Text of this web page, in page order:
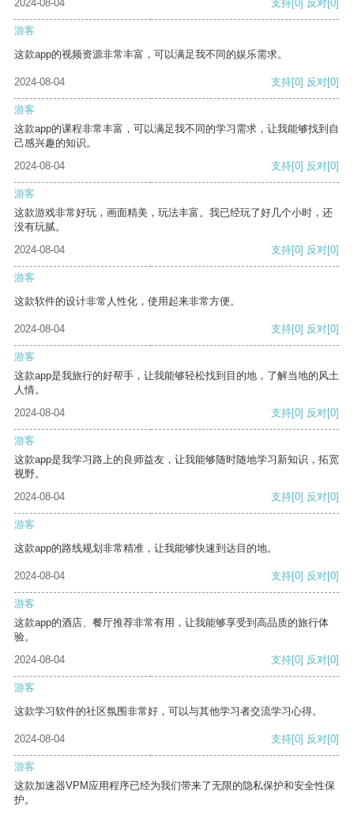
2024-08-04 支持[0] 反对[0]
游客
这款app的视频资源非常丰富，可以满足我不同的娱乐需求。
2024-08-04 支持[0] 反对[0]
游客
这款app的课程非常丰富，可以满足我不同的学习需求，让我能够找到自
己感兴趣的知识。
2024-08-04
支持[0] 反对[0]
游客
这款游戏非常好玩，画面精美，玩法丰富。我已经玩了好几个小时，还
没有玩腻。
2024-08-04
支持[0] 反对[0]
游客
这款软件的设计非常人性化，使用起来非常方便。
2024-08-04 支持[0] 反对[0]
游客
这款app是我旅行的好帮手，让我能够轻松找到目的地，了解当地的风土
人情。
2024-08-04
支持[0] 反对[0]
游客
这款app是我学习路上的良师益友，让我能够随时随地学习新知识，拓宽
视野。
2024-08-04
支持[0] 反对[0]
游客
这款app的路线规划非常精准，让我能够快速到达目的地。
2024-08-04 支持[0] 反对[0]
游客
这款app的酒店、餐厅推荐非常有用，让我能够享受到高品质的旅行体
验。
2024-08-04
支持[0] 反对[0]
游客
这款学习软件的社区氛围非常好，可以与其他学习者交流学习心得。
2024-08-04 支持[0] 反对[0]
游客
这款加速器VPM应用程序已经为我们带来了无限的隐私保护和安全性保
护。